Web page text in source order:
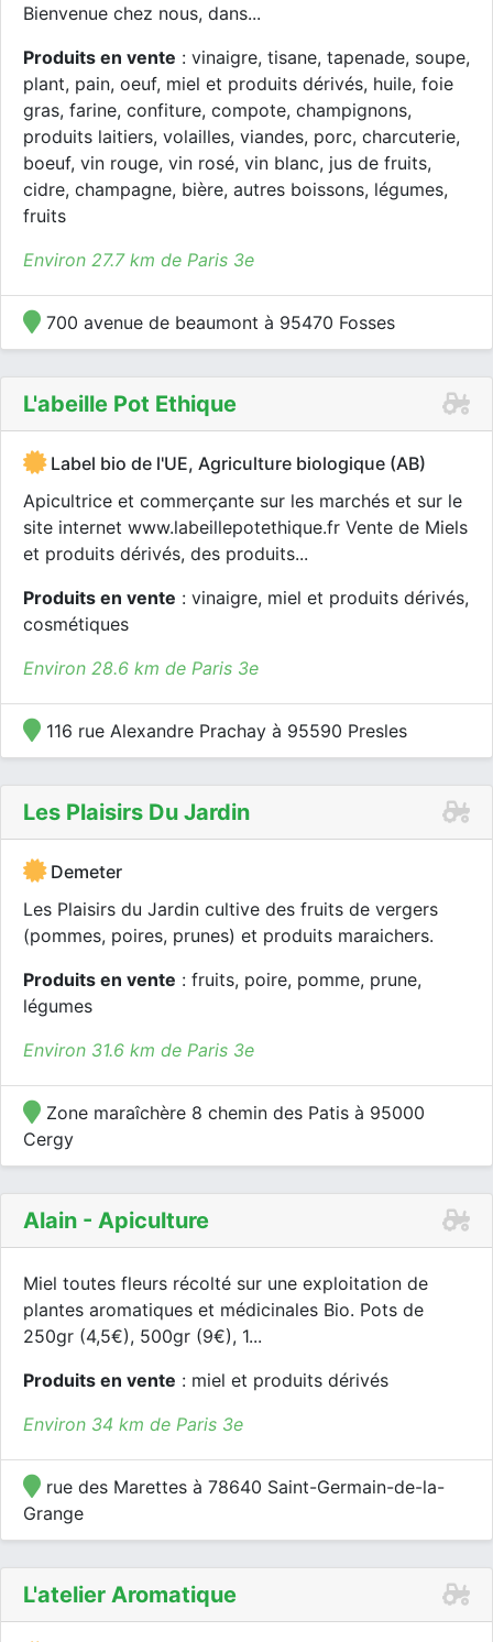
Bienvenue chez nous, dans...
Produits en vente : vinaigre, tisane, tapenade, soupe,
plant, pain, oeuf, miel et produits dérivés, huile, foie
gras, farine, confiture, compote, champignons,
produits laitiers, volailles, viandes, porc, charcuterie,
boeuf, vin rouge, vin rosé, vin blanc, jus de fruits,
cidre, champagne, bière, autres boissons, légumes,
fruits
Environ 27.7 km de Paris 3e
700 avenue de beaumont à 95470 Fosses
L'abeille Pot Ethique
Label bio de l'UE, Agriculture biologique (AB)
Apicultrice et commerçante sur les marchés et sur le
site internet www.labeillepotethique.fr Vente de Miels
et produits dérivés, des produits...
Produits en vente : vinaigre, miel et produits dérivés,
cosmétiques
Environ 28.6 km de Paris 3e
116 rue Alexandre Prachay à 95590 Presles
Les Plaisirs Du Jardin
Demeter
Les Plaisirs du Jardin cultive des fruits de vergers
(pommes, poires, prunes) et produits maraichers.
Produits en vente : fruits, poire, pomme, prune,
légumes
Environ 31.6 km de Paris 3e
Zone maraîchère 8 chemin des Patis à 95000
Cergy
Alain - Apiculture
Miel toutes fleurs récolté sur une exploitation de
plantes aromatiques et médicinales Bio. Pots de
250gr (4,5€), 500gr (9€), 1...
Produits en vente : miel et produits dérivés
Environ 34 km de Paris 3e
rue des Marettes à 78640 Saint-Germain-de-la-
Grange
L'atelier Aromatique